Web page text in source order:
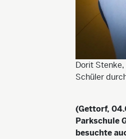
Dorit
Schüler
(Gettorf,
Parkschule
besuchte